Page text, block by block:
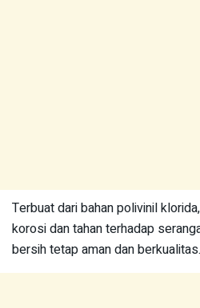
Terbuat dari bahan polivinil
korosi dan tahan terhadap
bersih tetap aman dan berkualitas.